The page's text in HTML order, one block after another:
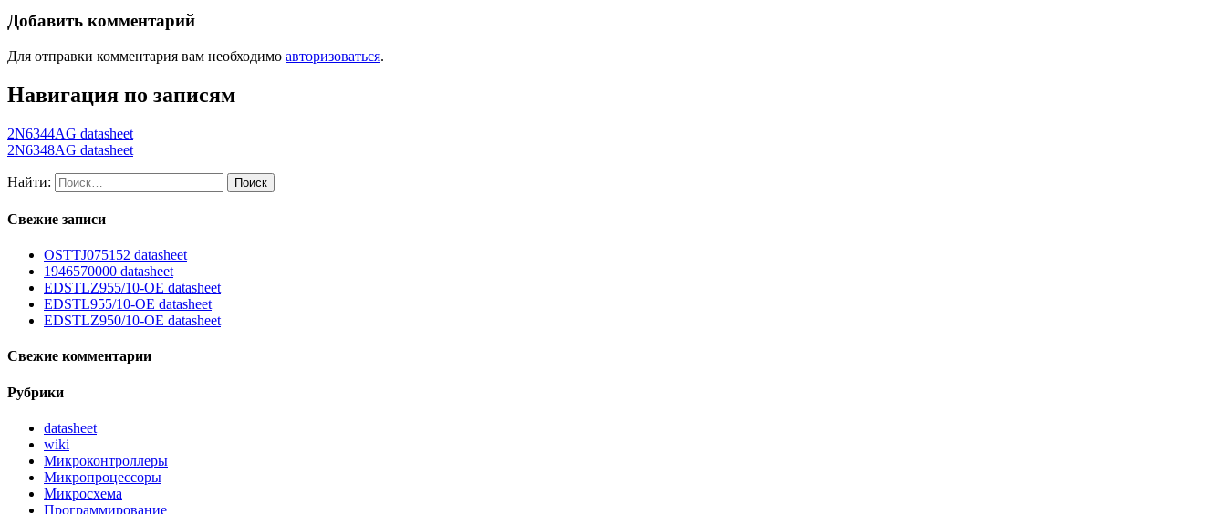
Добавить комментарий
Для отправки комментария вам необходимо авторизоваться.
Навигация по записям
2N6344AG datasheet
2N6348AG datasheet
Найти:
Свежие записи
OSTTJ075152 datasheet
1946570000 datasheet
EDSTLZ955/10-OE datasheet
EDSTL955/10-OE datasheet
EDSTLZ950/10-OE datasheet
Свежие комментарии
Рубрики
datasheet
wiki
Микроконтроллеры
Микропроцессоры
Микросхема
Программирование